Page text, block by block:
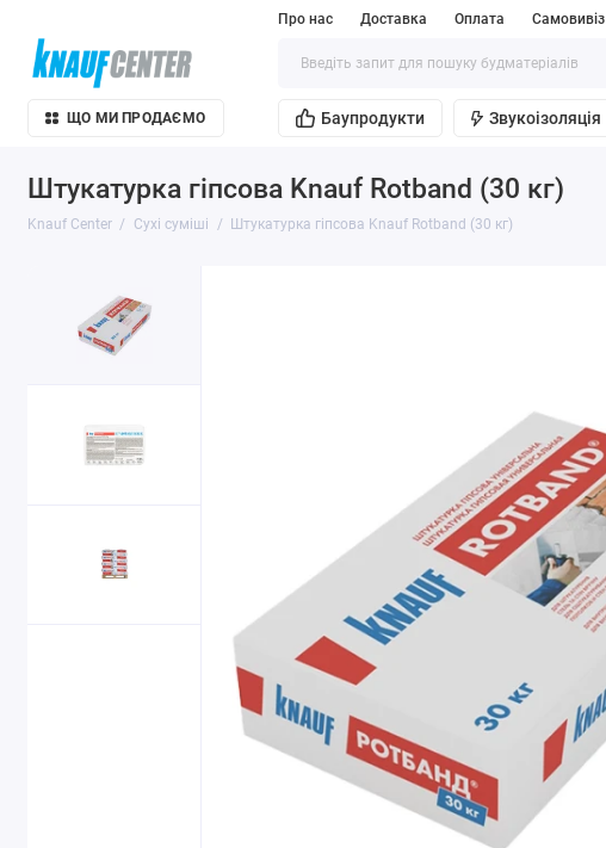
Про нас Доставка Оплата Самовивіз
ЩО МИ ПРОДАЄМО Баупродукти Звукоізоляція
Штукатурка гіпсова Knauf Rotband (30 кг)
Knauf Center Сухі суміші Штукатурка гіпсова Knauf Rotband (30 кг)